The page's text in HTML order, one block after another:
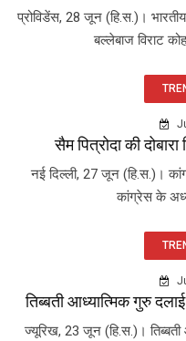
प्रोविडेंस, 28 जून (हि.स.)। भारतीय
बल्लेबाज विराट
सैम पित्रोदा की
नई दिल्ली, 27 जून (हि.स.)।
कांग्रेस के
तिब्बती आध्यात्मिक गुरु
ज्यूरिख, 23 जून (हि.स.)।